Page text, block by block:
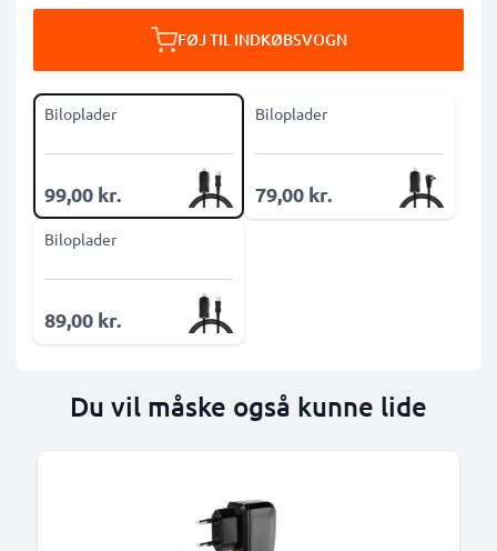
FØJ TIL INDKØBSVOGN
Biloplader
99,00 kr.
Biloplader
79,00 kr.
Biloplader
89,00 kr.
Du vil måske også kunne lide